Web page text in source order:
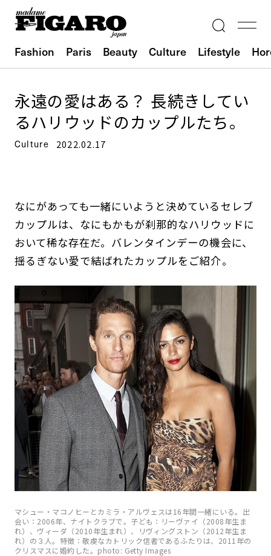
Fashion Paris Beauty Culture Lifestyle
永遠の愛はある？ 長続きしてい
るハリウッドのカップルたち。
Culture 2022.02.17
なにがあっても一緒にいようと決めているセレブ
カップルは、なにもかもが刹那的なハリウッドに
おいて稀な存在だ。バレンタインデーの機会に、
揺るぎない愛で結ばれたカップルをご紹介。
マシュー・マコノヒーとカミラ・アルヴェスは16年間一緒にいる。出
会い：2006年、ナイトクラブで。子ども：リーヴァイ（2008年生ま
れ）、ヴィーダ（2010年生まれ）、リヴィングストン（2012年生ま
れ）の３人。特徴：敬虔なカトリック信者であるふたりは、2011年の
クリスマスに婚約した。photo: Getty Images